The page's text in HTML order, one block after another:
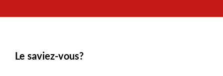
Le saviez-vous?